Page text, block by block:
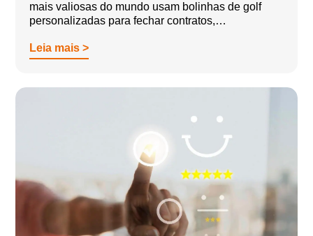
mais valiosas do mundo usam bolinhas de golf
personalizadas para fechar contratos,…
Leia mais >